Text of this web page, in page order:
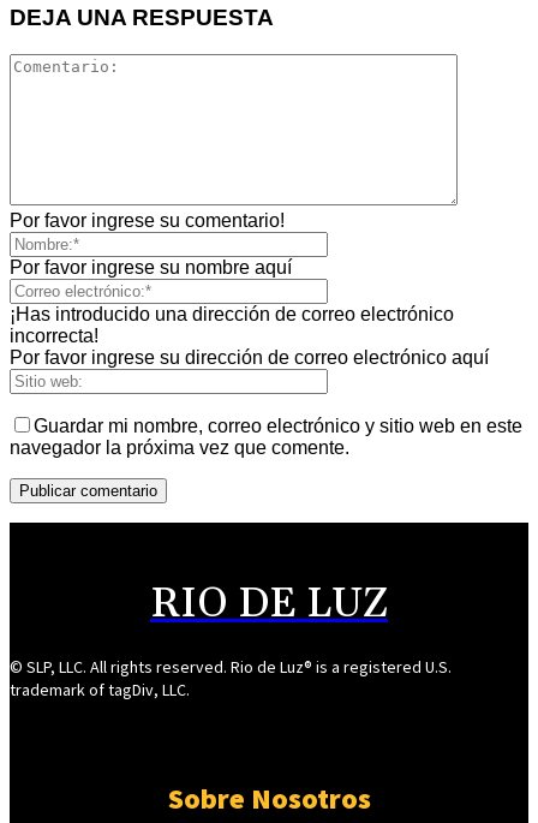
DEJA UNA RESPUESTA
Por favor ingrese su comentario!
Por favor ingrese su nombre aquí
¡Has introducido una dirección de correo electrónico
incorrecta!
Por favor ingrese su dirección de correo electrónico aquí
Guardar mi nombre, correo electrónico y sitio web en este
navegador la próxima vez que comente.
RIO DE LUZ
© SLP, LLC. All rights reserved. Rio de Luz® is a registered U.S.
trademark of tagDiv, LLC.
Sobre Nosotros